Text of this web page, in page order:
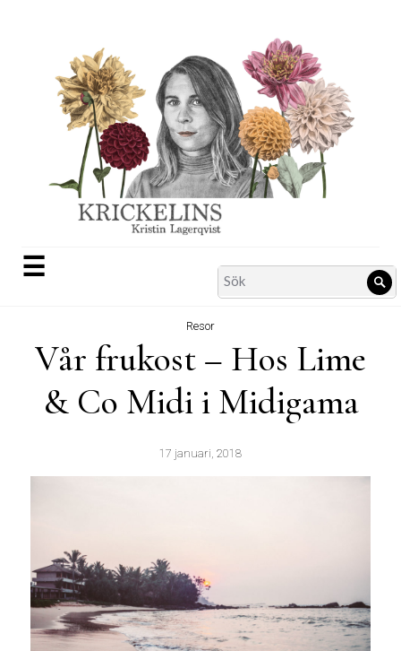
☰
Search
for:
Resor
Vår frukost – Hos Lime
& Co Midi i Midigama
17 januari, 2018